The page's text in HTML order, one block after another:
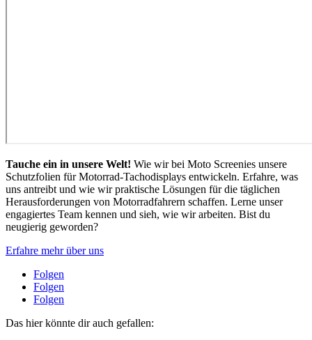
Tauche ein in unsere Welt! Wie wir bei Moto Screenies unsere
Schutzfolien für Motorrad-Tachodisplays entwickeln. Erfahre, was
uns antreibt und wie wir praktische Lösungen für die täglichen
Herausforderungen von Motorradfahrern schaffen. Lerne unser
engagiertes Team kennen und sieh, wie wir arbeiten. Bist du
neugierig geworden?
Erfahre mehr über uns
Folgen
Folgen
Folgen
Das hier könnte dir auch gefallen: